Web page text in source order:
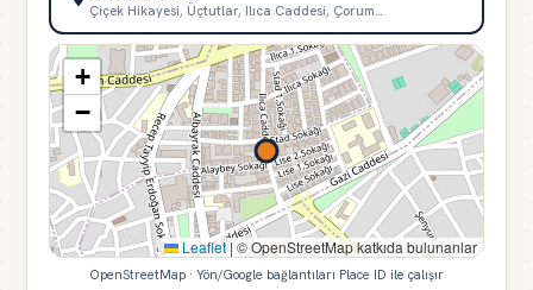
Çiçek Hikayesi, Üçtutlar, Ilıca Caddesi, Çorum…
+
−
Leaflet| © OpenStreetMap katkıda bulunanlar
OpenStreetMap · Yön/Google bağlantıları Place ID ile çalışır